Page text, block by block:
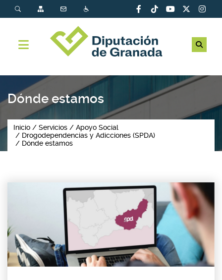
Dónde estamos
Inicio Servicios
Apoyo Social
Drogodependencias y Adicciones (SPDA)
Dónde estamos